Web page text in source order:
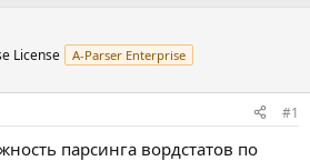
License A-Parser Enterprise
#1
парсинга вордстатов по